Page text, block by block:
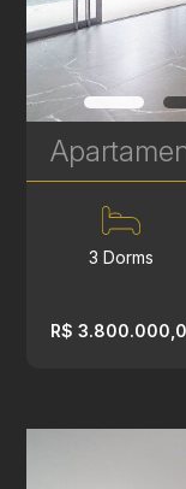
3 Dorms
R$